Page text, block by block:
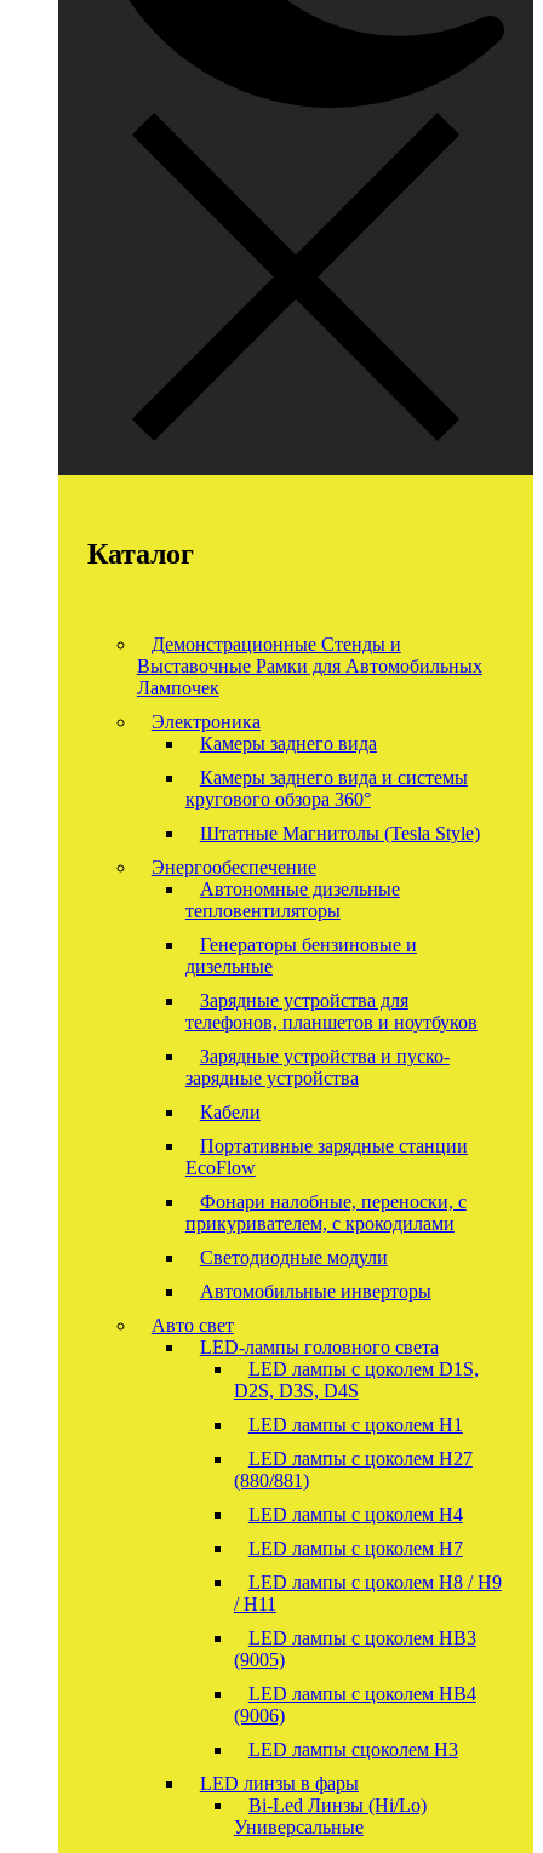
Каталог
Демонстрационные Стенды и
Выставочные Рамки для Автомобильных
Лампочек
Электроника
Камеры заднего вида
Камеры заднего вида и системы
кругового обзора 360°
Штатные Магнитолы (Tesla Style)
Энергообеспечение
Автономные дизельные
тепловентиляторы
Генераторы бензиновые и
дизельные
Зарядные устройства для
телефонов, планшетов и ноутбуков
Зарядные устройства и пуско-
зарядные устройства
Кабели
Портативные зарядные станции
EcoFlow
Фонари налобные, переноски, с
прикуривателем, с крокодилами
Светодиодные модули
Автомобильные инверторы
Авто свет
LED-лампы головного света
LED лампы с цоколем D1S,
D2S, D3S, D4S
LED лампы с цоколем H1
LED лампы с цоколем H27
(880/881)
LED лампы с цоколем H4
LED лампы с цоколем H7
LED лампы с цоколем H8 / H9
/ H11
LED лампы с цоколем HB3
(9005)
LED лампы с цоколем HB4
(9006)
LED лампы сцоколем H3
LED линзы в фары
Bi-Led Линзы (Hi/Lo)
Универсальные